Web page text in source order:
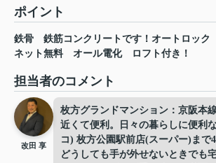
ポイント
鉄骨 鉄筋コンクリートです！オートロック
ネット無料
オール電化 ロフト付き！
担当者のコメント
改田 享
枚方グランドマンション：京阪本
近くて便利。日々の暮らしに便利
コ) 枚方公園駅前店(スーパー)まで4
どうしても手が外せないときでも